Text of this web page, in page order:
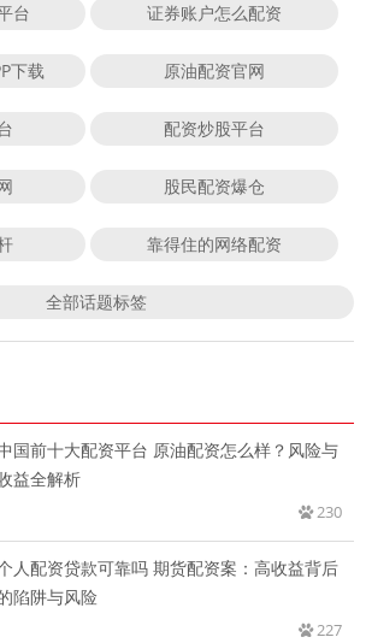
台 证券账户怎么配资
下载 原油配资官网
配资炒股平台
股民配资爆仓
靠得住的网络配资
全部话题标签
国前十大配资平台 原油配资怎么样？风险与
益全解析
230
人配资贷款可靠吗 期货配资案：高收益背后
陷阱与风险
227